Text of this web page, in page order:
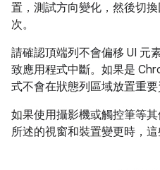
置，測試方向變化，然後切
次。
請確認頂端列不會偏移 UI 元
致應用程式中斷。如果是
式不會在狀態列區域放置重要
如果使用攝影機或觸控筆等
所述的視窗和裝置變更時，這